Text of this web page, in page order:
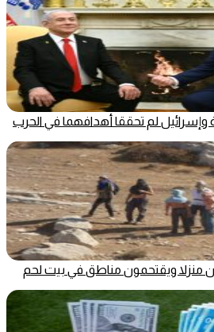
وإسرائيل لم تحققا أهدافهما في الحرب
ويقتحمون مناطق في بيت لحم